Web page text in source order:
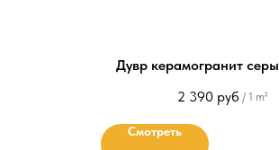
Дувр керамогранит
2 390 руб / 1 m²
Смотреть